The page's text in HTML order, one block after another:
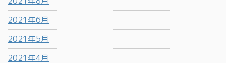
2021年6月
2021年5月
2021年4月